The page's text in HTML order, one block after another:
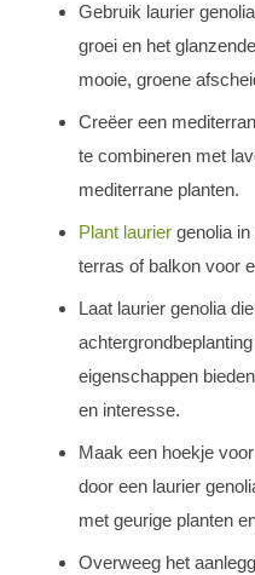
Gebruik laurier
groei en het
mooie, groene
Creëer een
te combineren met
mediterrane planten.
Plant laurier genolia
terras of balkon voor
Laat laurier genolia
eigenschappen
en interesse.
Maak een hoekje
door een laurier
met geurige planten
Overweeg het